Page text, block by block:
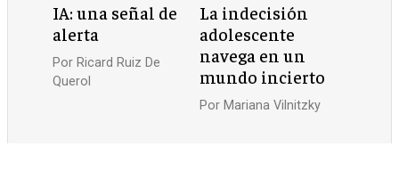
IA: una señal de
alerta
Por Ricard Ruiz De
Querol
La indecisión
adolescente
navega en un
mundo incierto
Por Mariana Vilnitzky